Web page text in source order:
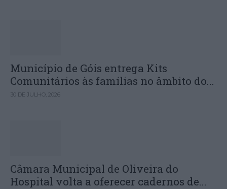
Município de Góis entrega Kits
Comunitários às famílias no âmbito do...
30 DE JULHO, 2026
Câmara Municipal de Oliveira do
Hospital volta a oferecer cadernos de...